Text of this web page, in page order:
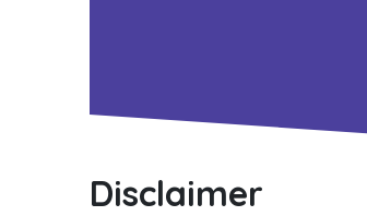
Disclaimer